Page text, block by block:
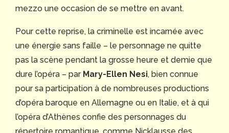
mezzo une occasion de se mettre en avant.
Pour cette reprise, la criminelle est incarnée avec
une énergie sans faille – le personnage ne quitte
pas la scène pendant la grosse heure et demie que
dure l’opéra – par Mary-Ellen Nesi, bien connue
pour sa participation à de nombreuses productions
d’opéra baroque en Allemagne ou en Italie, et à qui
l’opéra d’Athènes confie des personnages du